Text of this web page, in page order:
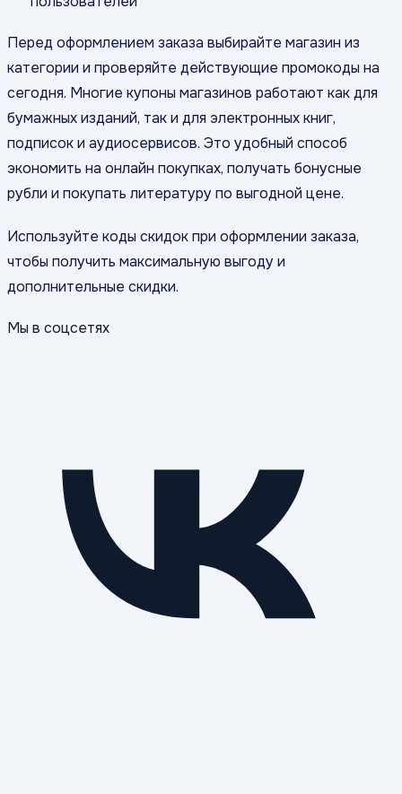
Перед оформлением заказа выбирайте магазин из
категории и проверяйте действующие промокоды на
сегодня. Многие купоны магазинов работают как для
бумажных изданий, так и для электронных книг,
подписок и аудиосервисов. Это удобный способ
экономить на онлайн покупках, получать бонусные
рубли и покупать литературу по выгодной цене.
Используйте коды скидок при оформлении заказа,
чтобы получить максимальную выгоду и
дополнительные скидки.
Мы в соцсетях